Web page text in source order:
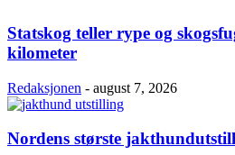
Statskog teller rype og
kilometer
Redaksjonen - august 7, 2026
Nordens største